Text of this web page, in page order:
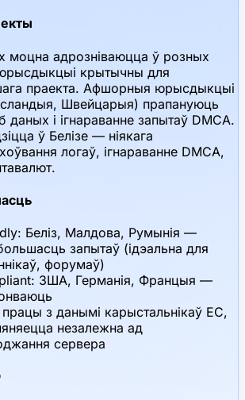
моцна адрозніваюцца ў розных
крытычны для
праекта. Афшорныя юрысдыкцыі
Швейцарыя) прапануюць
даных і ігнараванне запытаў DMCA.
ў Белізе — ніякага
логаў, ігнараванне DMCA,
Беліз, Малдова, Румынія —
запытаў (ідэальна для
форумаў)
ЗША, Германія, Францыя —
з данымі карыстальнікаў ЕС,
незалежна ад
сервера